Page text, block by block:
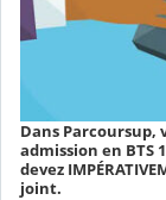
Dans
admission en BTS
devez
joint.